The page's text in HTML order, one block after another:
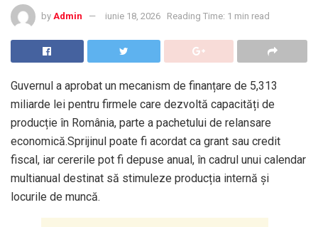
by Admin iunie 18, 2026 Reading Time: 1 min read
Guvernul a aprobat un mecanism de finanțare de 5,313
miliarde lei pentru firmele care dezvoltă capacități de
producție în România, parte a pachetului de relansare
economică.Sprijinul poate fi acordat ca grant sau credit
fiscal, iar cererile pot fi depuse anual, în cadrul unui calendar
multianual destinat să stimuleze producția internă și
locurile de muncă.